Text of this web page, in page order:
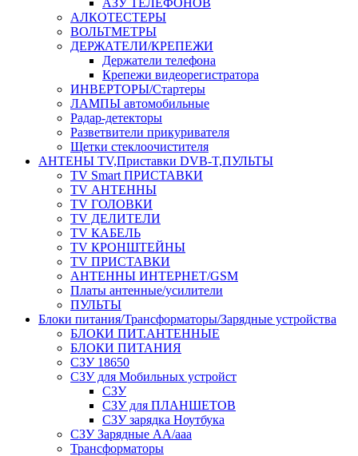
АЗУ ТЕЛЕФОНОВ
АЛКОТЕСТЕРЫ
ВОЛЬТМЕТРЫ
ДЕРЖАТЕЛИ/КРЕПЕЖИ
Держатели телефона
Крепежи видеорегистратора
ИНВЕРТОРЫ/Стартеры
ЛАМПЫ автомобильные
Радар-детекторы
Разветвители прикуривателя
Щетки стеклоочистителя
АНТЕНЫ ТV,Приставки DVB-T,ПУЛЬТЫ
TV Smart ПРИСТАВКИ
TV АНТЕННЫ
TV ГОЛОВКИ
TV ДЕЛИТЕЛИ
TV КАБЕЛЬ
TV КРОНШТЕЙНЫ
TV ПРИСТАВКИ
АНТЕННЫ ИНТЕРНЕТ/GSM
Платы антенные/усилители
ПУЛЬТЫ
Блоки питания/Трансформаторы/Зарядные устройства
БЛОКИ ПИТ.АНТЕННЫЕ
БЛОКИ ПИТАНИЯ
СЗУ 18650
СЗУ для Мобильных устройст
СЗУ
СЗУ для ПЛАНШЕТОВ
СЗУ зарядка Ноутбука
СЗУ Зарядные АА/ааа
Трансформаторы